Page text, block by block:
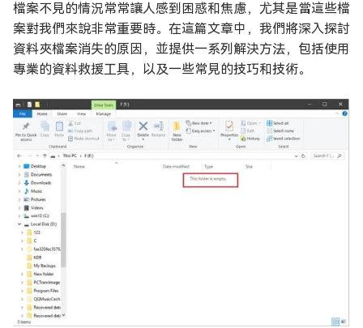
檔案不見的情況常常讓人感到困惑和焦慮，尤其是當這些檔
案對我們來說非常重要時。在這篇文章中，我們將深入探討
資料夾檔案消失的原因，並提供一系列解決方法，包括使用
專業的資料救援工具，以及一些常見的技巧和技術。